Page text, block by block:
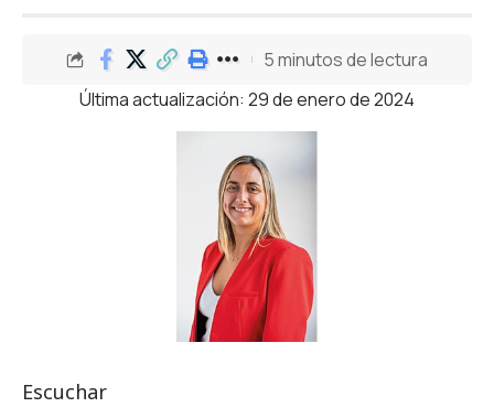
Última actualización: 29 de enero de 2024
5 minutos de lectura
Escuchar